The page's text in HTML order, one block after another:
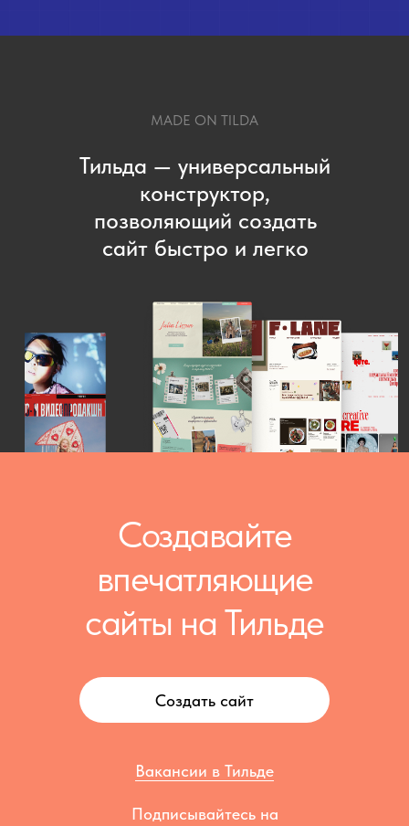
Тильда — универсальный
конструктор,
позволяющий создать
сайт быстро и легко
MADE ON TILDA
Создать сайт
Подписывайтесь на
Создавайте
впечатляющие
сайты на Тильде
Вакансии в Тильде